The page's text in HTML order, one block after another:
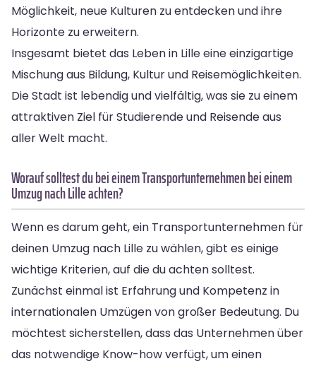
Möglichkeit, neue Kulturen zu entdecken und ihre
Horizonte zu erweitern.
Insgesamt bietet das Leben in Lille eine einzigartige
Mischung aus Bildung, Kultur und Reisemöglichkeiten.
Die Stadt ist lebendig und vielfältig, was sie zu einem
attraktiven Ziel für Studierende und Reisende aus
aller Welt macht.
Worauf solltest du bei einem Transportunternehmen bei einem
Umzug nach Lille achten?
Wenn es darum geht, ein Transportunternehmen für
deinen Umzug nach Lille zu wählen, gibt es einige
wichtige Kriterien, auf die du achten solltest.
Zunächst einmal ist Erfahrung und Kompetenz in
internationalen Umzügen von großer Bedeutung. Du
möchtest sicherstellen, dass das Unternehmen über
das notwendige Know-how verfügt, um einen